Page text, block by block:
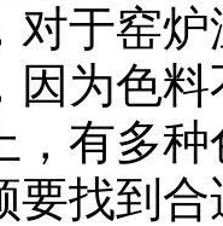
对于窑
因为色
，有多
要找到